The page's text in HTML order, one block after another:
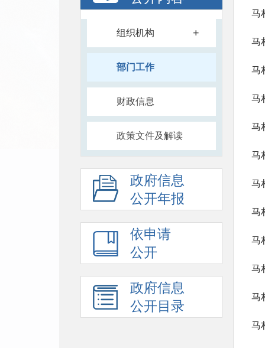
组织机构 +
部门工作
财政信息
政策文件及解读
政府信息
公开年报
依申请
公开
政府信息
公开目录
马
马
马
马
马
马
马
马
马
马
马
马